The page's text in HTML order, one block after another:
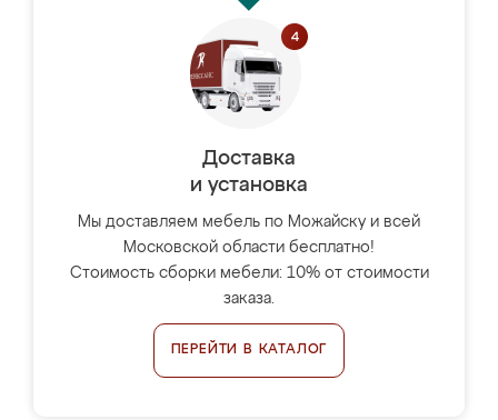
Доставка
и установка
Мы доставляем мебель по Можайску и всей
Московской области бесплатно!
Стоимость сборки мебели: 10% от стоимости
заказа.
ПЕРЕЙТИ В КАТАЛОГ